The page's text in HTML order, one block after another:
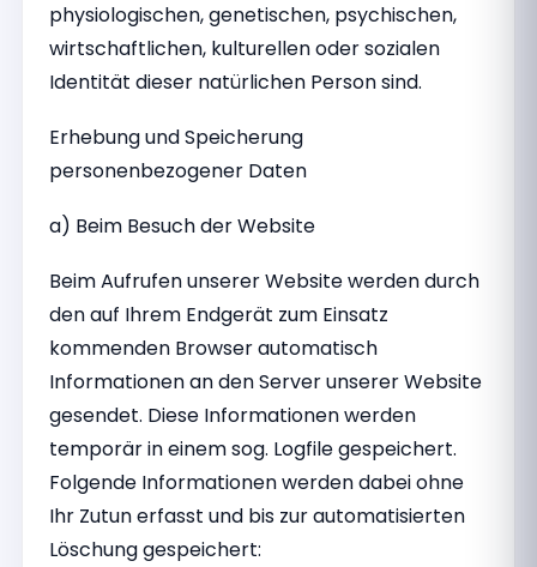
physiologischen, genetischen, psychischen,
wirtschaftlichen, kulturellen oder sozialen
Identität dieser natürlichen Person sind.
Erhebung und Speicherung
personenbezogener Daten
a) Beim Besuch der Website
Beim Aufrufen unserer Website werden durch
den auf Ihrem Endgerät zum Einsatz
kommenden Browser automatisch
Informationen an den Server unserer Website
gesendet. Diese Informationen werden
temporär in einem sog. Logfile gespeichert.
Folgende Informationen werden dabei ohne
Ihr Zutun erfasst und bis zur automatisierten
Löschung gespeichert: